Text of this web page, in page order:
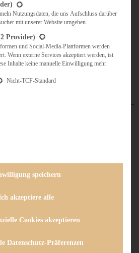
UNTERWEGS
weiter »
Nutzungsdaten, die uns Aufschluss darüber
mit unserer Website umgehen.
Provider)
und Social-Media-Plattformen werden
Wenn externe Services akzeptiert werden, ist
Inhalte keine manuelle Einwilligung mehr
Nicht-TCF-Standard
speichern
akzeptiere alle
Cookies akzeptieren
Datenschutz-Präferenzen